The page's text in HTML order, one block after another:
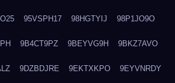
95VSPH17 98HGTYIJ 98P1JO9O
9B4CT9PZ 9BEYVG9H 9BKZ7AVO
9DZBDJRE 9EKTXKPO 9EYVNRDY